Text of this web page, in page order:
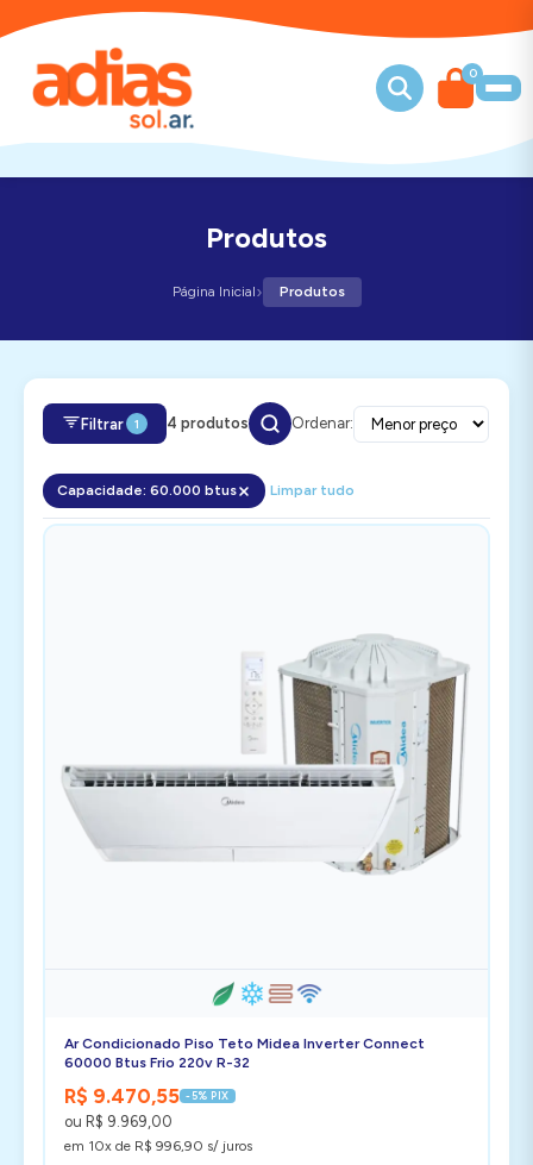
0
Produtos
Página Inicial› Produtos
Filtrar 1 4 produtos Ordenar:
Capacidade: 60.000 btus Limpar tudo
Ar Condicionado Piso Teto Midea Inverter Connect
60000 Btus Frio 220v R-32
R$ 9.470,55 -5% PIX
ou R$ 9.969,00
em 10x de R$ 996,90 s/ juros